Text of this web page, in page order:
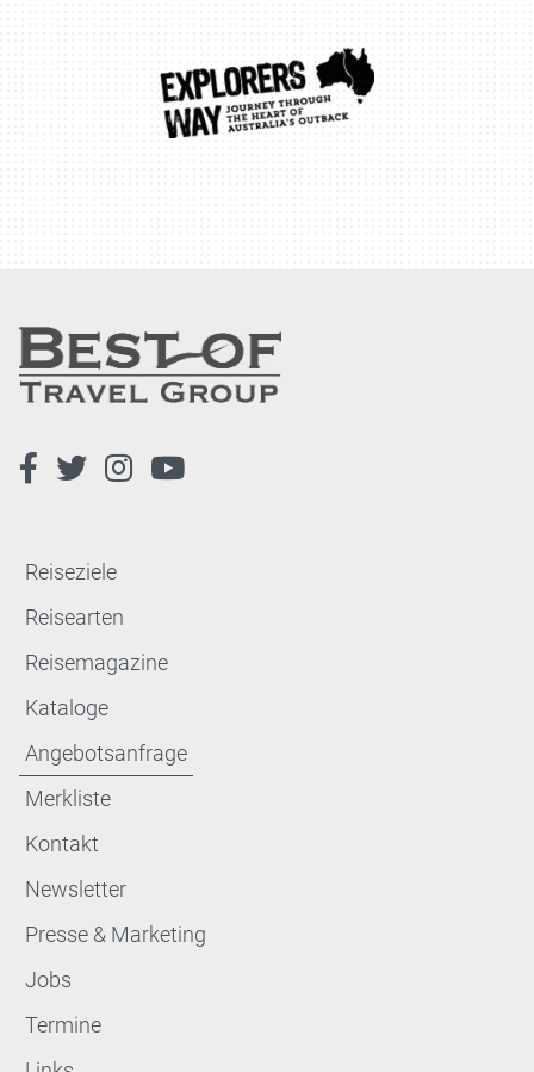
Reiseziele
Reisearten
Reisemagazine
Kataloge
Angebotsanfrage
Merkliste
Kontakt
Newsletter
Presse & Marketing
Jobs
Termine